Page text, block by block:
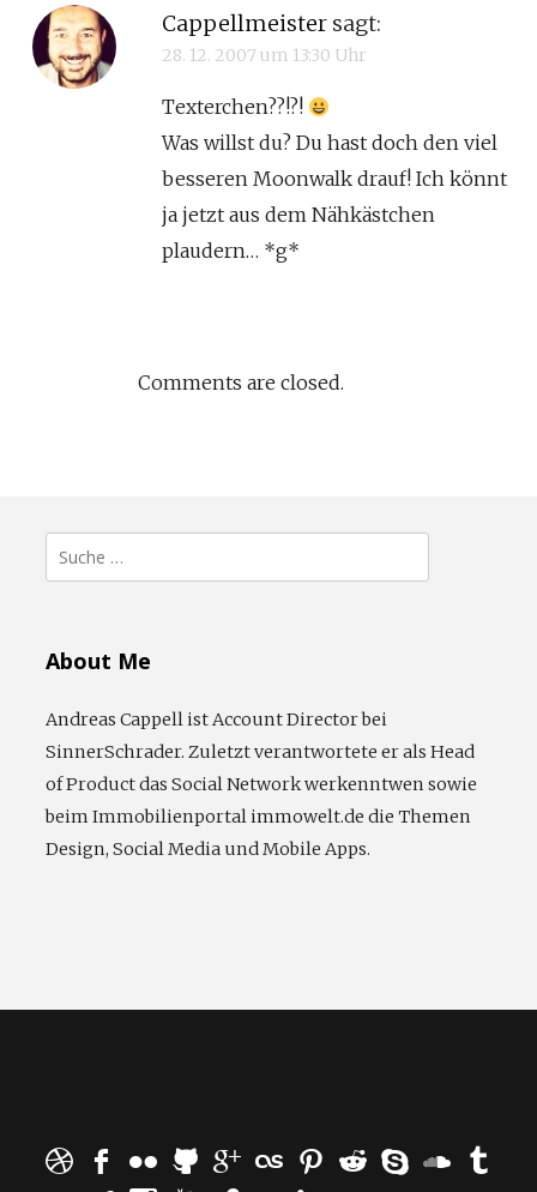
Cappellmeister sagt:
28. 12. 2007 um 13:30 Uhr
Texterchen??!?!
Was willst du? Du hast doch den viel
besseren Moonwalk drauf! Ich könnt
ja jetzt aus dem Nähkästchen
plaudern… *g*
Comments are closed.
Suche
nach:
About Me
Andreas Cappell ist Account Director bei
SinnerSchrader. Zuletzt verantwortete er als Head
of Product das Social Network werkenntwen sowie
beim Immobilienportal immowelt.de die Themen
Design, Social Media und Mobile Apps.